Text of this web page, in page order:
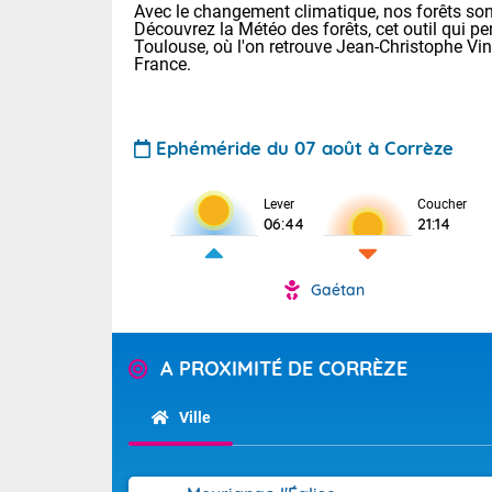
Pour la
Tendance
Avec le changement climatique, nos forêts
Découvrez la Météo des forêts, cet outil qui
Toulouse, où l'on retrouve Jean-Christophe
France.
Ephéméride du 07 août à Corrèze
Lever
06:44
Coucher
21:14
Gaétan
A PROXIMITÉ DE CORRÈZE
Ville
Voici les
31 Lyon :
: 32 Nancy :
32 Lille : 28
Demain :
Très
sur les